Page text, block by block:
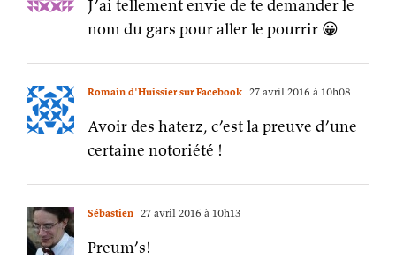
J’ai tellement envie de te demander le
nom du gars pour aller le pourrir 😀
Romain d'Huissier sur Facebook 27 avril 2016 à 10h08
Avoir des haterz, c’est la preuve d’une
certaine notoriété !
Sébastien 27 avril 2016 à 10h13
Preum’s!